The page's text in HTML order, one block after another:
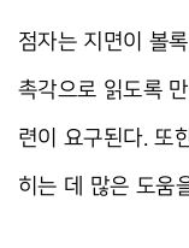
점자는 지면이 볼
촉각으로 읽도록
련이 요구된다. 또
히는 데 많은 도움